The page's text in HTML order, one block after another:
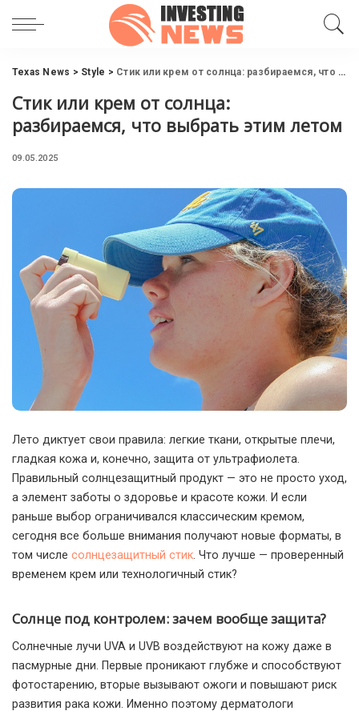
Texas News > Style > Стик или крем от солнца: разбираемся, что выбрать этим летом
Стик или крем от солнца:
разбираемся, что выбрать этим летом
09.05.2025
Лето диктует свои правила: легкие ткани, открытые плечи,
гладкая кожа и, конечно, защита от ультрафиолета.
Правильный солнцезащитный продукт — это не просто уход,
а элемент заботы о здоровье и красоте кожи. И если
раньше выбор ограничивался классическим кремом,
сегодня все больше внимания получают новые форматы, в
том числе солнцезащитный стик. Что лучше — проверенный
временем крем или технологичный стик?
Солнце под контролем: зачем вообще защита?
Солнечные лучи UVA и UVB воздействуют на кожу даже в
пасмурные дни. Первые проникают глубже и способствуют
фотостарению, вторые вызывают ожоги и повышают риск
развития рака кожи. Именно поэтому дерматологи